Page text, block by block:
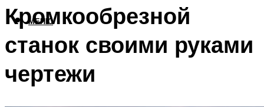
МЕНЮ
Кромкообрезной
станок своими руками
чертежи